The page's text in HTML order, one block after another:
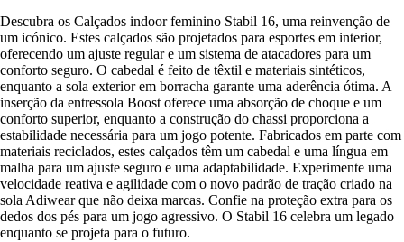
Descubra os Calçados indoor feminino Stabil 16, uma reinvenção de
um icónico. Estes calçados são projetados para esportes em interior,
oferecendo um ajuste regular e um sistema de atacadores para um
conforto seguro. O cabedal é feito de têxtil e materiais sintéticos,
enquanto a sola exterior em borracha garante uma aderência ótima. A
inserção da entressola Boost oferece uma absorção de choque e um
conforto superior, enquanto a construção do chassi proporciona a
estabilidade necessária para um jogo potente. Fabricados em parte com
materiais reciclados, estes calçados têm um cabedal e uma língua em
malha para um ajuste seguro e uma adaptabilidade. Experimente uma
velocidade reativa e agilidade com o novo padrão de tração criado na
sola Adiwear que não deixa marcas. Confie na proteção extra para os
dedos dos pés para um jogo agressivo. O Stabil 16 celebra um legado
enquanto se projeta para o futuro.